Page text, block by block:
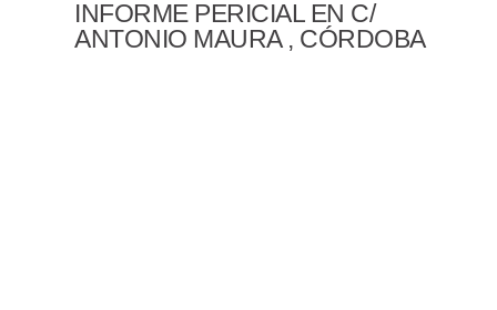
INFORME PERICIAL EN C/
ANTONIO MAURA , CÓRDOBA